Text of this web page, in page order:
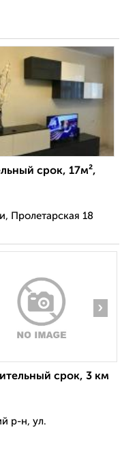
срок, 17м²,
Пролетарская 18
›
срок, 3 км
р-н, ул.